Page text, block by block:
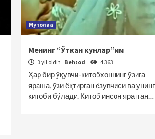
Мутолаа
Менинг “Ўткан кунлар”им
3 yil oldin Behzod 4 363
Ҳар бир ўқувчи-китобхоннинг ўзига
яраша, ўзи ёқтирган ёзувчиси ва унинг
китоби бўлади. Китоб инсон яратган…